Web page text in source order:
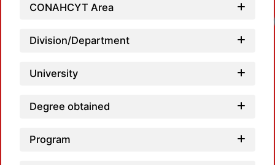
CONAHCYT Area
Division/Department
University
Degree obtained
Program